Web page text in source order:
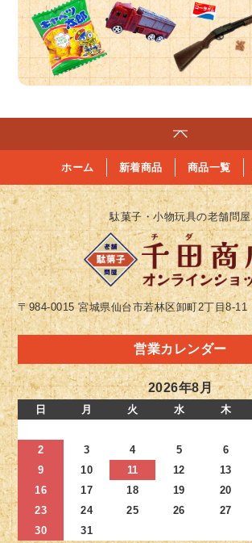
ホーム 新着商品 商品一覧
駄菓子・小物玩具の老舗問屋
〒984-0015 宮城県仙台市若林区卸町2丁目8-11
営業カレンダー
2026年8月
日 月 火 水 木
2
3 4 5 6
9
10 11 12 13
16
17 18 19 20
23
24 25 26 27
30
31